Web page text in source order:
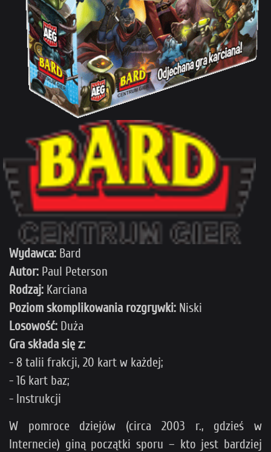
Wydawca: Bard
Autor: Paul Peterson
Rodzaj: Karciana
Poziom skomplikowania rozgrywki: Niski
Losowość: Duża
Gra składa się z:
- 8 talii frakcji, 20 kart w każdej;
- 16 kart baz;
- Instrukcji
W pomroce dziejów (circa 2003 r., gdzieś w
Internecie) giną początki sporu – kto jest bardziej